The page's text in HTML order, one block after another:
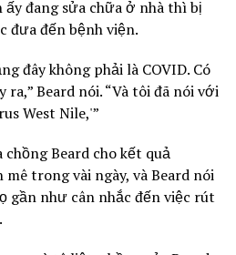
đang sửa chữa ở nhà thì bị
đưa đến bệnh viện.
đây không phải là COVID. Có
ra,” Beard nói. “Và tôi đã nói với
West Nile,'”
Beard cho kết quả
trong vài ngày, và Beard nói
gần như cân nhắc đến việc rút